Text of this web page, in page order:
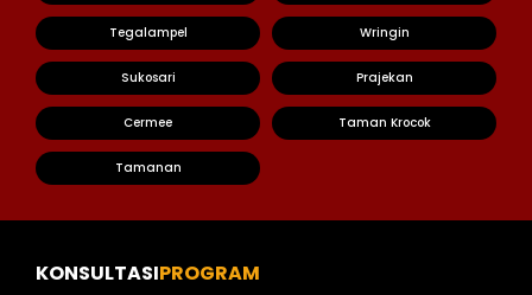
Tegalampel Wringin
Sukosari Prajekan
Cermee Taman Krocok
Tamanan
KONSULTASIPROGRAM